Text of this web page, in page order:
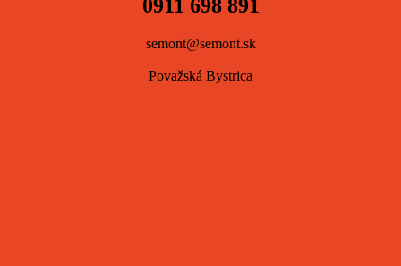
0911 698 891
semont@semont.sk
Považská Bystrica